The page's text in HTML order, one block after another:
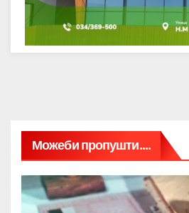
Можеби пропушти....